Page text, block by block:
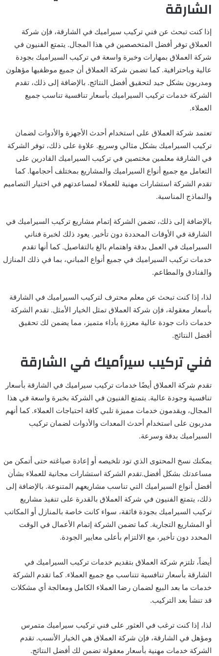
الشارقة
إذا كنت تبحث عن فني تركيب سيراميك في الشارقة، فإن شركة
العملاق توفر أفضل المتخصصين في هذا المجال. يتمتع الفنيون في
شركة العملاق بمهارات وخبرة واسعة في تركيب السيراميك بجودة
عالية وباحترافية. كما تضمن شركة العملاق أن جميع موظفيها مؤهلون
ومدربون بشكل جيد لتحقيق أفضل النتائج. بالإضافة إلى ذلك، تقدم
الشركة خدمات تركيب السيراميك بأسعار تنافسية تناسب جميع
العملاء.
تعتمد شركة العملاق على استخدام أحدث الأجهزة والأدوات لضمان
تركيب السيراميك بشكل مثالي وسريع. علاوة على ذلك، توفر الشركة
في الشارقة معلمين مختصين في تركيب السيراميك القادرين على
التعامل مع جميع أنواع السيراميك والمشاريع بمختلف أحجامها. كما
تقدم الشركة استشارات مهنية للعملاء لمساعدتهم في اختيار التصاميم
والنماذج المناسبة.
بالإضافة إلى ذلك، تضمن الشركة إتمام مشاريع تركيب السيراميك في
الشارقة في الأوقات المحددة دون تأخير. يعود ذلك لخبرة فناني
السيراميك في العمل بدقة واهتمام بالغ بالتفاصيل. كما أنها تقدم
خدمات تركيب السيراميك في جميع أنواع المباني، بما في ذلك المنازل
والفنادق والمطاعم.
لذا، إذا كنت تبحث عن معلم محترف لتركيب السيراميك في الشارقة
بأسعار معقولة، فإن شركة العملاق تمثل الخيار الأمثل. تقدم الشركة
خدمات ذات جودة عالية معززة بأداء متميز، مما يضمن لك تحقيق
أفضل النتائج.
فني تركيب سيرأميك في الشارقة
تقدم شركة العملاق أيضًا خدمات تركيب سيراميك في الشارقة بأسعار
تنافسية وجودة عالية. يتمتع الفنيون في الشركة بخبرة واسعة في هذا
المجال، ويقدمون خدمات مميزة تلبي كافة احتياجات العملاء. كما أنهم
مدربون على استخدام أحدث المعدات والأدوات لضمان تركيب
السيراميك بدقة وسرعة.
يمكنك نسخ المحتوى الذي تود تلخيصه أو إعادة صياغته حتى أتمكن من
مساعدتك بشكل أفضل.تقدم الشركة استشارات مجانية للعملاء بشأن
أفضل أنواع السيراميك التي تناسب مشاريعهم المتنوعة. بالإضافة إلى
ذلك، يتمتع الفنيون في شركة العملاق بالقدرة على تنفيذ مشاريع
تركيب السيراميك بجودة فائقة، سواء كانت خاصة بالمنازل أو المكاتب
أو المشاريع التجارية. كما تضمن الشركة إتمام الأعمال في الوقت
المحدد دون تأخير، مع الالتزام بأعلى معايير الجودة.
أيضاً، تلتزم شركة العملاق بتقديم خدمات تركيب السيراميك في
الشارقة بأسعار تنافسية تتناسب مع جميع العملاء. كما تقدم الشركة
خدمات ما بعد البيع لضمان رضا العملاء الكامل ومعالجة أي مشكلات
قد تنشأ بعد التركيب.
لذا، إذا كنت ترغب في العثور على فني تركيب سيراميك متمرس
ومؤهل في الشارقة، فإن شركة العملاق هي الخيار الأنسب. تقدم
الشركة خدمات مهنية بأسعار معقولة تضمن لك أفضل النتائج.